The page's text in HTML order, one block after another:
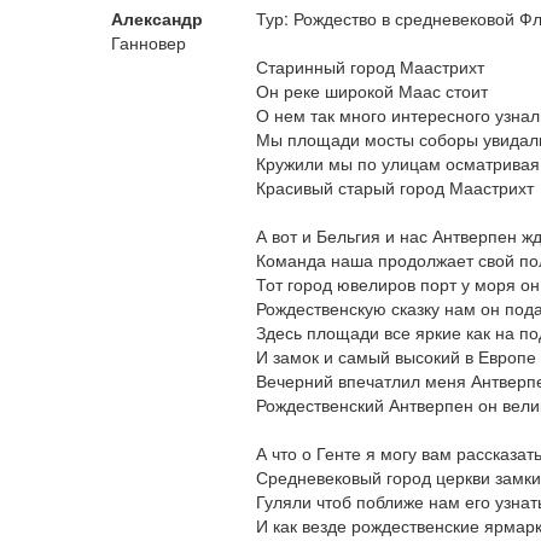
Александр
Ганновер
Тур: Рождество в средневековой
Старинный город Маастрихт
Он реке широкой Маас стоит
О нем так много интересного
Мы площади мосты соборы
Кружили мы по улицам
Красивый старый город Маастрихт
А вот и Бельгия и нас Антверпен
Команда наша продолжает свой
Тот город ювелиров порт у моря он
Рождественскую сказку нам он
Здесь площади все яркие как на
И замок и самый высокий в Европе
Вечерний впечатлил меня
Рождественский Антверпен он
А что о Генте я могу вам рассказать
Средневековый город церкви замки
Гуляли чтоб поближе нам его
И как везде рождественские